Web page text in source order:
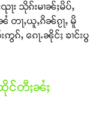
း သိုၵ်းမၢၼ်ႈမိပ်ႇ
တႃႇယူႇၵိၼ်ၵႂႃႇ မိူ
ႇ ၵေႃႉၼိုင်ႈ ၶၢင်းပွ
င်တီႈၼႆႈ